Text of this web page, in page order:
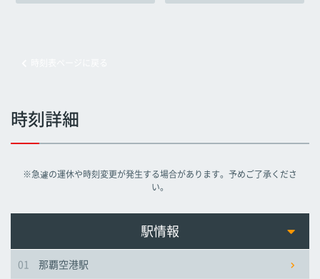
県庁前駅
美栄橋駅
牧志駅
県庁前駅
美栄橋駅
牧志駅
県庁前駅
美栄橋駅
牧志駅
時刻詳細
※急遽の運休や時刻変更が発生する場合があります。予めご了承くださ
い。
駅情報
01 那覇空港駅